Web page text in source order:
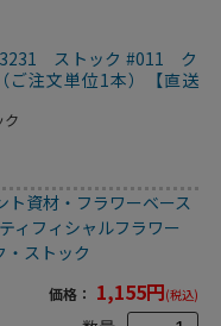
ストック #011 ク
ご注文単位1本）【直送
ク
ト資材・フラワーベース
ィフィシャルフラワー
・ストック
価格： 1,155円(税込)